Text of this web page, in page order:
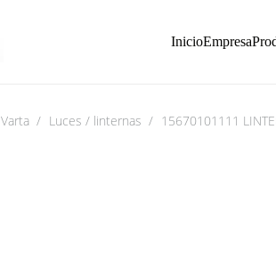
InicioEmpresa
Varta / Luces / linternas / 15670101111